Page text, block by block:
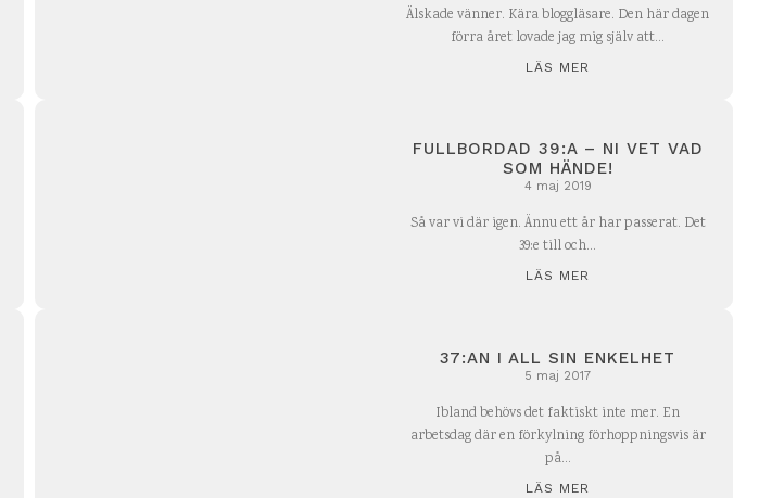
Älskade vänner. Kära bloggläsare. Den här dagen
förra året lovade jag mig själv att...
LÄS MER
FULLBORDAD 39:A – NI VET VAD
SOM HÄNDE!
4 maj 2019
Så var vi där igen. Ännu ett år har passerat. Det
39:e till och...
LÄS MER
37:AN I ALL SIN ENKELHET
5 maj 2017
Ibland behövs det faktiskt inte mer. En
arbetsdag där en förkylning förhoppningsvis är
på...
LÄS MER